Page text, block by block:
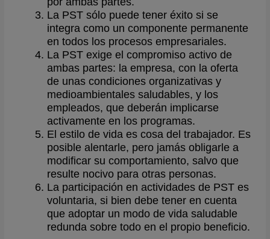
La PST sólo puede tener éxito si se
integra como un componente permanente
en todos los procesos empresariales.
La PST exige el compromiso activo de
ambas partes: la empresa, con la oferta
de unas condiciones organizativas y
medioambientales saludables, y los
empleados, que deberán implicarse
activamente en los programas.
El estilo de vida es cosa del trabajador. Es
posible alentarle, pero jamás obligarle a
modificar su comportamiento, salvo que
resulte nocivo para otras personas.
La participación en actividades de PST es
voluntaria, si bien debe tener en cuenta
que adoptar un modo de vida saludable
redunda sobre todo en el propio beneficio.